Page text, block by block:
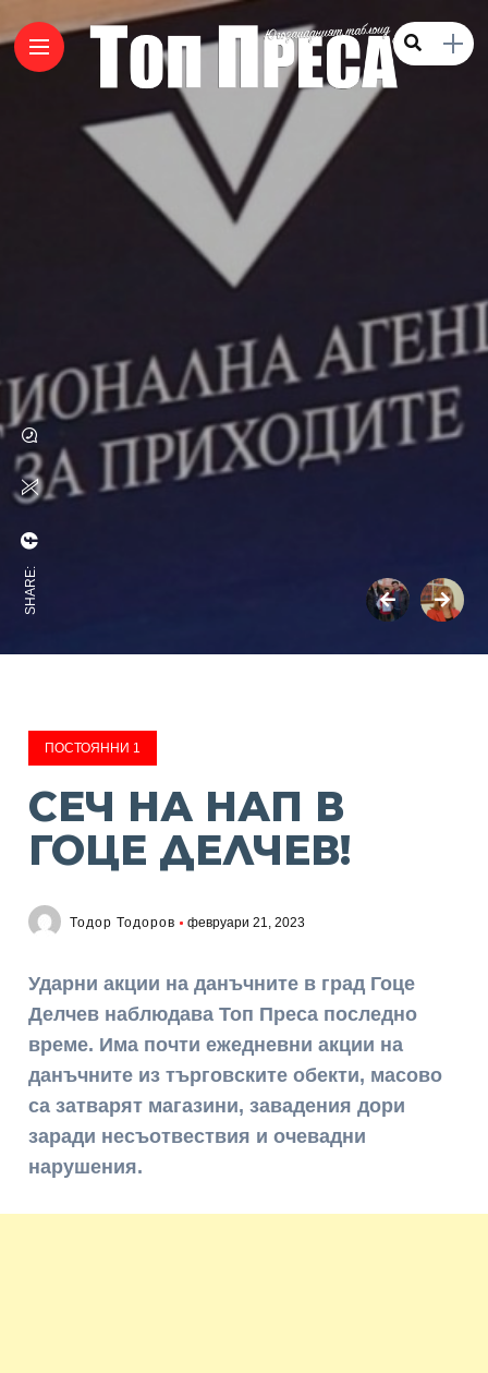
SHARE:
ПОСТОЯННИ 1
СЕЧ НА НАП В
ГОЦЕ ДЕЛЧЕВ!
Тодор Тодоров февруари 21, 2023
Ударни акции на данъчните в град Гоце
Делчев наблюдава Топ Преса последно
време. Има почти ежедневни акции на
данъчните из търговските обекти, масово
са затварят магазини, завадения дори
заради несъотвествия и очевадни
нарушения.